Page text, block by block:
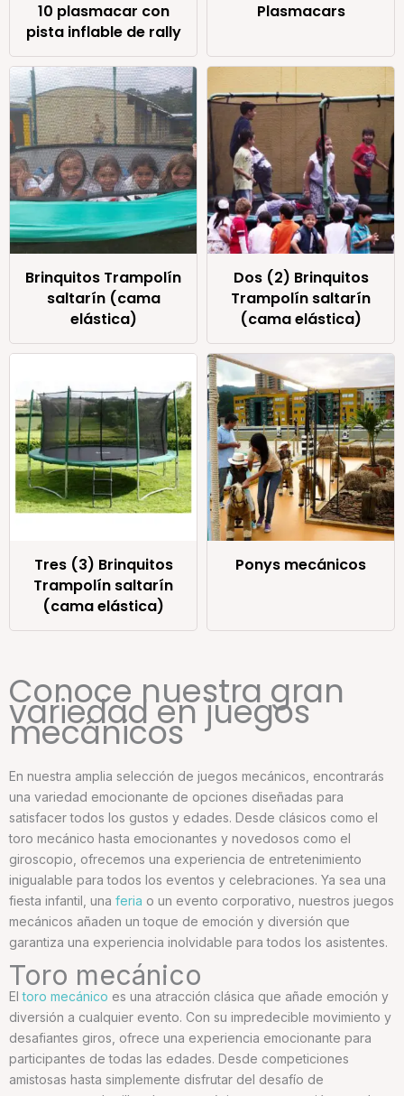
10 plasmacar con
pista inflable de rally
Plasmacars
Brinquitos Trampolín
saltarín (cama
elástica)
Dos (2) Brinquitos
Trampolín saltarín
(cama elástica)
Tres (3) Brinquitos
Trampolín saltarín
(cama elástica)
Ponys mecánicos
Conoce nuestra gran
variedad en juegos
mecánicos
En nuestra amplia selección de juegos mecánicos, encontrarás
una variedad emocionante de opciones diseñadas para
satisfacer todos los gustos y edades. Desde clásicos como el
toro mecánico hasta emocionantes y novedosos como el
giroscopio, ofrecemos una experiencia de entretenimiento
inigualable para todos los eventos y celebraciones. Ya sea una
fiesta infantil, una feria o un evento corporativo, nuestros juegos
mecánicos añaden un toque de emoción y diversión que
garantiza una experiencia inolvidable para todos los asistentes.
Toro mecánico
Eltoro mecánico es una atracción clásica que añade emoción y
diversión a cualquier evento. Con su impredecible movimiento y
desafiantes giros, ofrece una experiencia emocionante para
participantes de todas las edades. Desde competiciones
amistosas hasta simplemente disfrutar del desafío de